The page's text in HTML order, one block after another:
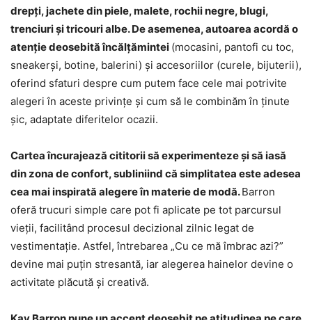
drepți, jachete din piele, malete, rochii negre, blugi,
trenciuri și tricouri albe. De asemenea, autoarea acordă o
atenție deosebită încălțămintei (mocasini, pantofi cu toc,
sneakerși, botine, balerini) și accesoriilor (curele, bijuterii),
oferind sfaturi despre cum putem face cele mai potrivite
alegeri în aceste privințe și cum să le combinăm în ținute
șic, adaptate diferitelor ocazii.
Cartea încurajează cititorii să experimenteze și să iasă
din zona de confort, subliniind că simplitatea este adesea
cea mai inspirată alegere în materie de modă.Barron
oferă trucuri simple care pot fi aplicate pe tot parcursul
vieții, facilitând procesul decizional zilnic legat de
vestimentație. Astfel, întrebarea „Cu ce mă îmbrac azi?”
devine mai puțin stresantă, iar alegerea hainelor devine o
activitate plăcută și creativă.